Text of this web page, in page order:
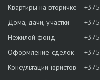
Квартиры на вторичке
Дома, дачи, участки
Нежилой фонд
Оформление сделок
Консультации юристов